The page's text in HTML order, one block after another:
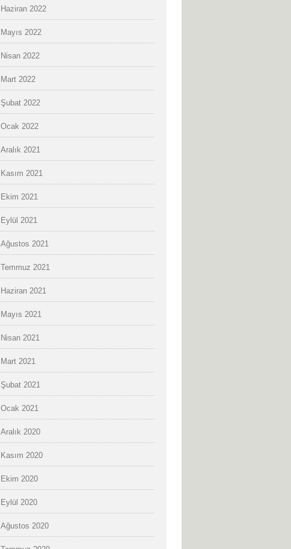
Haziran 2022
Mayıs 2022
Nisan 2022
Mart 2022
Şubat 2022
Ocak 2022
Aralık 2021
Kasım 2021
Ekim 2021
Eylül 2021
Ağustos 2021
Temmuz 2021
Haziran 2021
Mayıs 2021
Nisan 2021
Mart 2021
Şubat 2021
Ocak 2021
Aralık 2020
Kasım 2020
Ekim 2020
Eylül 2020
Ağustos 2020